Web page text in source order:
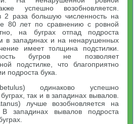
успешно возобновляется.
2 раза большую численность на
80 лет по сравнению с ровной
на буграх отпад подроста
в западинах и на ненарушенных
имеет толщина подстилки.
бугров не позволяет
подстилке, что благоприятно
подроста бука.
одинаково успешно
так и в западинах вывалов.
лучше возобновляется на
В западинах вывалов подроста